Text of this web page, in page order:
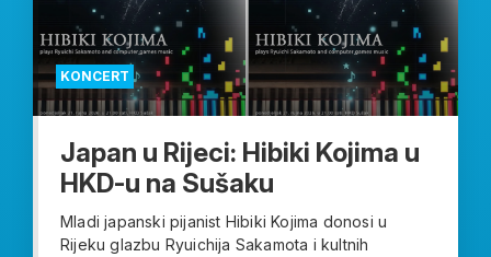
KONCERT
Japan u Rijeci: Hibiki Kojima u
HKD-u na Sušaku
Mladi japanski pijanist Hibiki Kojima donosi u
Rijeku glazbu Ryuichija Sakamota i kultnih